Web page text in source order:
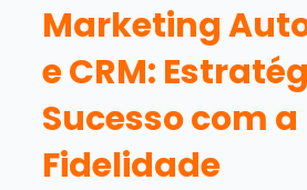
Marketing
e CRM:
Sucesso com a
Fidelidade